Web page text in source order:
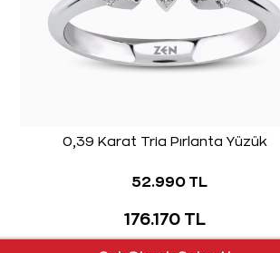
0,39 Karat Tria Pırlanta Yüzük
52.990 TL
176.170 TL